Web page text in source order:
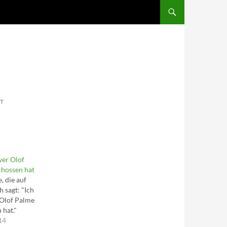
Olof
hat
die auf
sagt: "Ich
Palme
hat."